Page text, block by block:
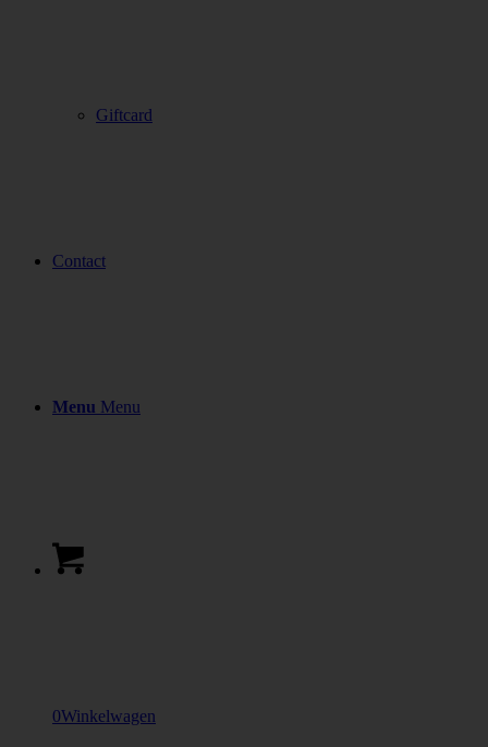
Giftcard
Contact
Menu Menu
0Winkelwagen